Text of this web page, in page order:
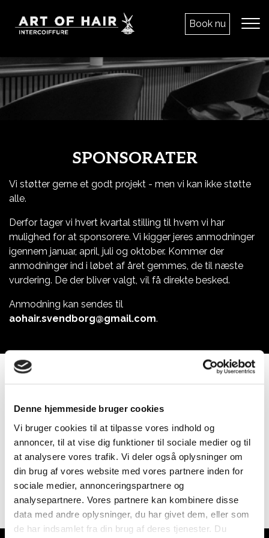
Denne hjemmeside bruger cookies
Vi bruger cookies til at tilpasse vores indhold og
annoncer, til at vise dig funktioner til sociale medier og til
at analysere vores trafik. Vi deler også oplysninger om
din brug af vores website med vores partnere inden for
sociale medier, annonceringspartnere og
analysepartnere. Vores partnere kan kombinere disse
data med andre oplysninger, du har givet dem, eller som
de har indsamlet fra din brug af deres tjenester. Du
hovedindhold
Book nu
SPONSORATER
Vi støtter gerne et godt projekt - men vi kan ikke støtte
alle.
Derfor tager vi hvert kvartal stilling til hvem vi har
mulighed for at sponsorere. Vi kigger jeres anmodninger
igennem januar, april, juli og oktober. Kommer der
anmodninger ind i løbet af året gemmes, de til næste
vurdering. De der bliver valgt, vil få direkte besked.
Anmodning kan sendes til
aohair.svendborg@gmail.com.